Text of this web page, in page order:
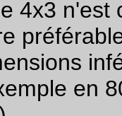
4x3
en